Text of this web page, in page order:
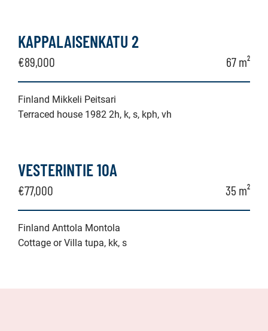
KAPPALAISENKATU 2
€89,000 67 m²
Finland Mikkeli Peitsari
Terraced house 1982 2h, k, s, kph, vh
VESTERINTIE 10A
€77,000 35 m²
Finland Anttola Montola
Cottage or Villa tupa, kk, s